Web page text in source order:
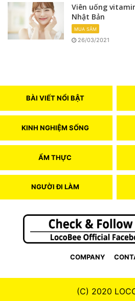
Viên uống
Nhật Bản
MUA SẮM
26/03/2021
BÀI VIẾT NỔI BẬT
KINH NGHIỆM SỐNG
ẨM THỰC
NGƯỜI ĐI LÀM
COMPANY
(C) 2020